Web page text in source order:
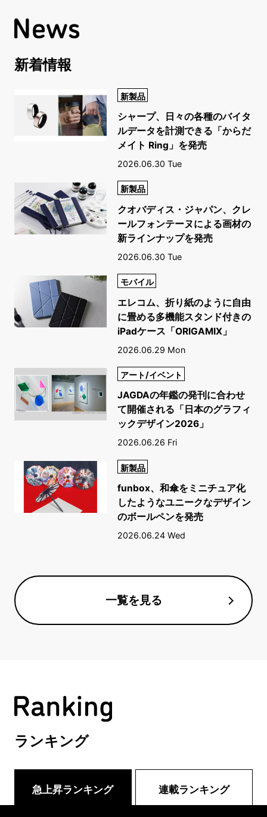
新着情報
新製品
シャープ、日々の各種のバイタ
ルデータを計測できる「からだ
メイト Ring」を発売
2026.06.30 Tue
新製品
クオバディス・ジャパン、クレ
ールフォンテーヌによる画材の
新ラインナップを発売
2026.06.30 Tue
モバイル
エレコム、折り紙のように自由
に畳める多機能スタンド付きの
iPadケース「ORIGAMIX」
2026.06.29 Mon
アート/イベント
JAGDAの年鑑の発刊に合わせ
て開催される「日本のグラフィ
ックデザイン2026」
2026.06.26 Fri
新製品
funbox、和傘をミニチュア化
したようなユニークなデザイン
のボールペンを発売
2026.06.24 Wed
一覧を見る
ランキング
急上昇ランキング 連載ランキング